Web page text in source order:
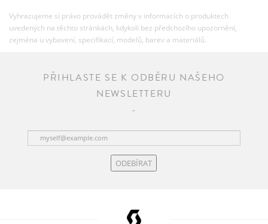
Vyhrazujeme si právo provádět změny v informacích o produktech
uvedených na těchto stránkách, kdykoli bez předchozího upozornění,
zejména u vybavení, specifikací, modelů, barev a materiálů.
PŘIHLASTE SE K ODBĚRU NAŠEHO
NEWSLETTERU
ODEBÍRAT